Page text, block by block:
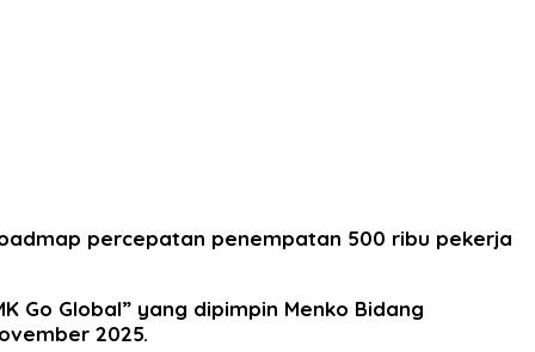
percepatan penempatan 500 ribu pekerja
Go Global” yang dipimpin Menko Bidang
2025.